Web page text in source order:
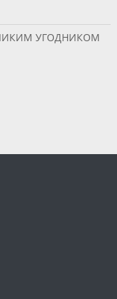
УГОДНИКОМ